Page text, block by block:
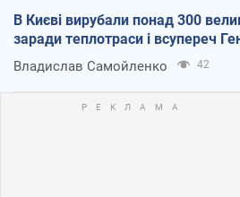
В Києві вирубали понад 300
заради теплотраси і всупереч
Владислав Самойленко 42